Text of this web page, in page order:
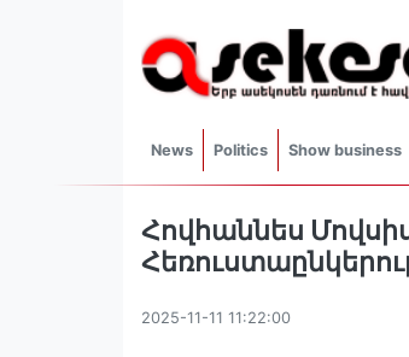
News Politics Show business
Հովհաննես
2025-11-11 11:22:00